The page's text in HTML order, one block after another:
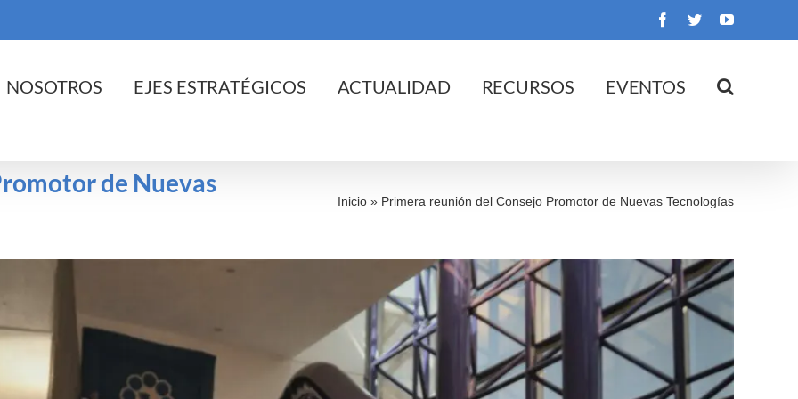
Facebook
TwitterYouTube
NOSOTROS EJES ESTRATÉGICOS ACTUALIDAD RECURSOS EVENTOS
de Nuevas
Inicio » Primera reunión del Consejo Promotor de Nuevas Tecnologías